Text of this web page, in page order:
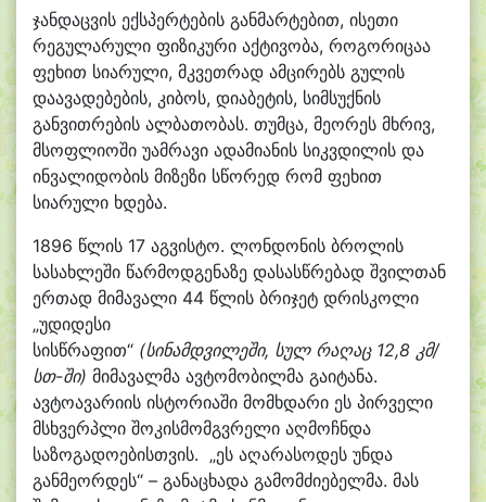
ჯანდაცვის ექსპერტების განმარტებით, ისეთი
რეგულარული ფიზიკური აქტივობა, როგორიცაა
ფეხით სიარული, მკვეთრად ამცირებს გულის
დაავადებების, კიბოს, დიაბეტის, სიმსუქნის
განვითრების ალბათობას. თუმცა, მეორეს მხრივ,
მსოფლიოში უამრავი ადამიანის სიკვდილის და
ინვალიდობის მიზეზი სწორედ რომ ფეხით
სიარული ხდება.
1896 წლის 17 აგვისტო. ლონდონის ბროლის
სასახლეში წარმოდგენაზე დასასწრებად შვილთან
ერთად მიმავალი 44 წლის ბრიჯეტ დრისკოლი
„უდიდესი
სისწრაფით“ (სინამდვილეში, სულ რაღაც12,8 კმ/
სთ-ში) მიმავალმა ავტომობილმა გაიტანა.
ავტოავარიის ისტორიაში მომხდარი ეს პირველი
მსხვერპლი შოკისმომგვრელი აღმოჩნდა
საზოგადოებისთვის. „ეს აღარასოდეს უნდა
განმეორდეს“ – განაცხადა გამომძიებელმა. მას